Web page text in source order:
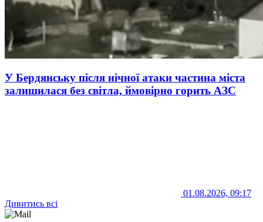
У Бердянську після нічної атаки частина міста
залишилася без світла, ймовірно горить АЗС
01.08.2026, 09:17
Дивитись всі